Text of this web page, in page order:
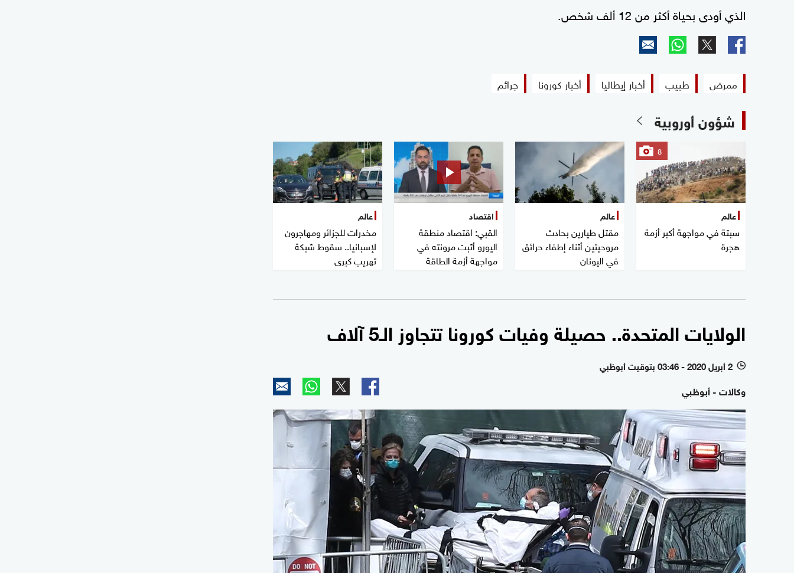
الذيأودى بحياة أكثر من 12 ألف شخص.
ممرض طبيب أخبار إيطاليا أخبار كورونا جرائم
شؤون أوروبية
8
عالم
سبتة في مواجهة أكبر أزمة
هجرة
عالم
مقتل طيارين بحادث
مروحيتين أثناء إطفاء حرائق
في اليونان
اقتصاد
القبي: اقتصاد منطقة
اليورو أثبت مرونته في
مواجهة أزمة الطاقة
عالم
مخدرات للجزائر ومهاجرون
لإسبانيا.. سقوط شبكة
تهريب كبرى
الولايات المتحدة.. حصيلة وفيات كورونا تتجاوز الـ5 آلاف
l 2 أبريل 2020 - 03:46 بتوقيت أبوظبي
وكالات - أبوظبي